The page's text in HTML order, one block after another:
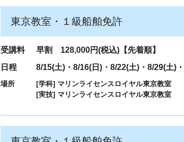
東京教室・１級船舶免許
受講料
早割 128,000円(税込)【先着順】
日程
8/15(土)・8/16(日)・8/22(土)・8/29(土)
場所 [学科] マリンライセンスロイヤル東京教室
[実技] マリンライセンスロイヤル東京教室